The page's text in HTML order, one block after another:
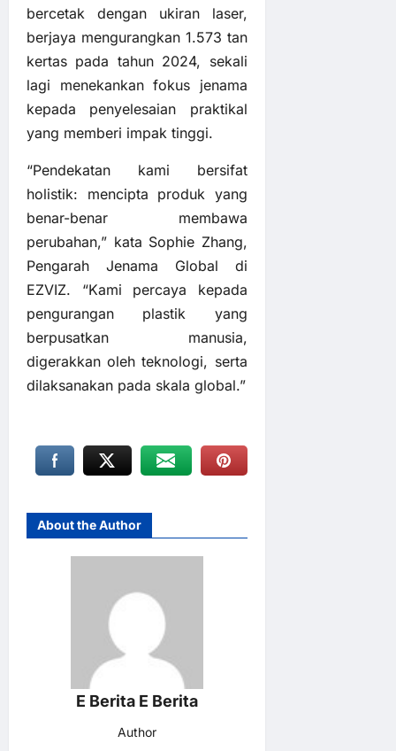
bercetak dengan ukiran laser,
berjaya mengurangkan 1.573 tan
kertas pada tahun 2024, sekali
lagi menekankan fokus jenama
kepada penyelesaian praktikal
yang memberi impak tinggi.
“Pendekatan kami bersifat
holistik: mencipta produk yang
benar-benar membawa
perubahan,” kata Sophie Zhang,
Pengarah Jenama Global di
EZVIZ. “Kami percaya kepada
pengurangan plastik yang
berpusatkan manusia,
digerakkan oleh teknologi, serta
dilaksanakan pada skala global.”
About the Author
E Berita E Berita
Author